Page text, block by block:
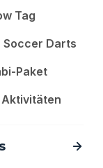
Tag
Soccer Darts
Paket
&
– ohne
Und 20